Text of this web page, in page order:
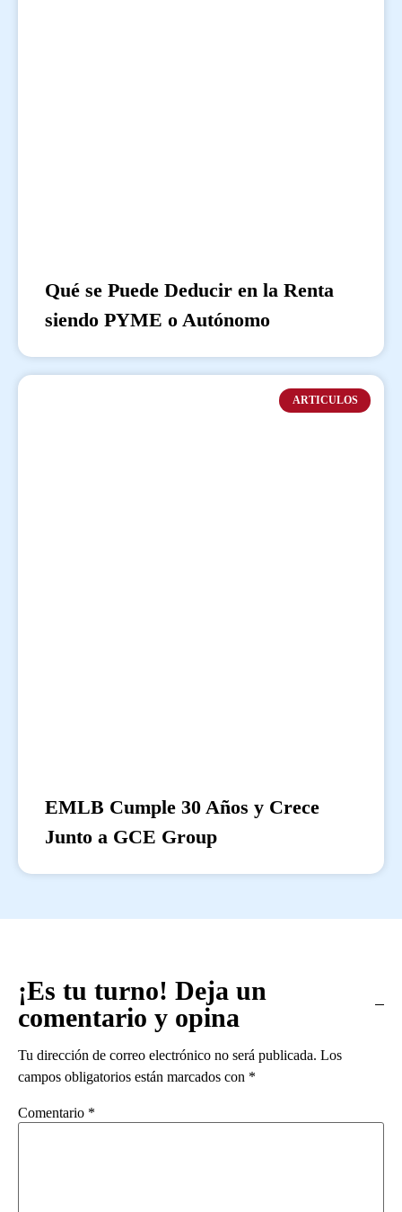
Qué se Puede Deducir en la Renta
siendo PYME o Autónomo
ARTICULOS
EMLB Cumple 30 Años y Crece
Junto a GCE Group
¡Es tu turno! Deja un
comentario y opina
Tu dirección de correo electrónico no será publicada. Los
campos obligatorios están marcados con *
Comentario *